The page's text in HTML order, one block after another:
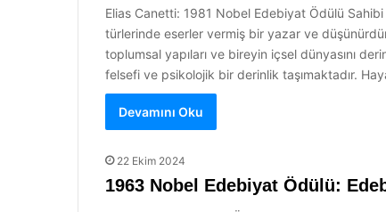
Elias Canetti: 1981 Nobel Edebiyat Ödülü
türlerinde eserler vermiş bir yazar ve
toplumsal yapıları ve bireyin içsel dünyasını
felsefi ve psikolojik bir derinlik taşımaktadır.
Devamını Oku
22 Ekim 2024
1963 Nobel Edebiyat Ödülü: